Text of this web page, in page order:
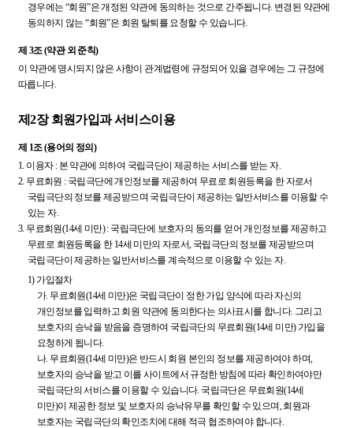
경우에는 “회원”은 개정된 약관에 동의하는 것으로 간주됩니다. 변경된 약관에
동의하지 않는 “회원”은 회원 탈퇴를 요청할 수 있습니다.
제 3조 (약관 외 준칙)
이 약관에 명시되지 않은 사항이 관계법령에 규정되어 있을 경우에는 그 규정에
따릅니다.
제2장 회원가입과 서비스이용
제 1조 (용어의 정의)
1. 이용자 : 본 약관에 의하여 국립극단이 제공하는 서비스를 받는 자.
2. 무료회원 : 국립극단에 개인정보를 제공하여 무료로 회원등록을 한 자로서
국립극단의 정보를 제공받으며 국립극단이 제공하는 일반서비스를 이용할 수
있는 자.
3. 무료회원(14세 미만) : 국립극단에 보호자의 동의를 얻어 개인정보를 제공하고
무료로 회원등록을 한 14세 미만의 자로서, 국립극단의 정보를 제공받으며
국립극단이 제공하는 일반서비스를 계속적으로 이용할 수 있는 자.
1) 가입절차
가. 무료회원(14세 미만)은 국립극단이 정한 가입 양식에 따라 자신의
개인정보를 입력하고 회원 약관에 동의한다는 의사표시를 합니다. 그리고
보호자의 승낙을 받음을 증명하여 국립극단의 무료회원(14세 미만) 가입을
요청하게 됩니다.
나. 무료회원(14세 미만)은 반드시 회원 본인의 정보를 제공하여야 하며,
보호자의 승낙을 받고 이를 사이트에서 규정한 방침에 따라 확인하여야만
국립극단의 서비스를 이용할 수 있습니다. 국립극단은 무료회원(14세
미만)이 제공한 정보 및 보호자의 승낙유무를 확인할 수 있으며, 회원과
보호자는 국립극단의 확인조치에 대해 적극 협조하여야 합니다.